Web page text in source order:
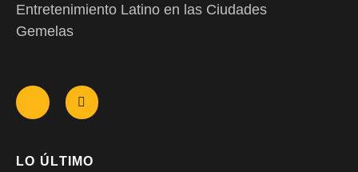
Entretenimiento Latino en las Ciudades
Gemelas
LO ÚLTIMO